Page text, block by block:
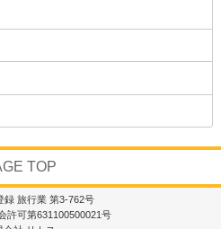
TOP
録 旅行業 第3-762号
許可第631100500021号